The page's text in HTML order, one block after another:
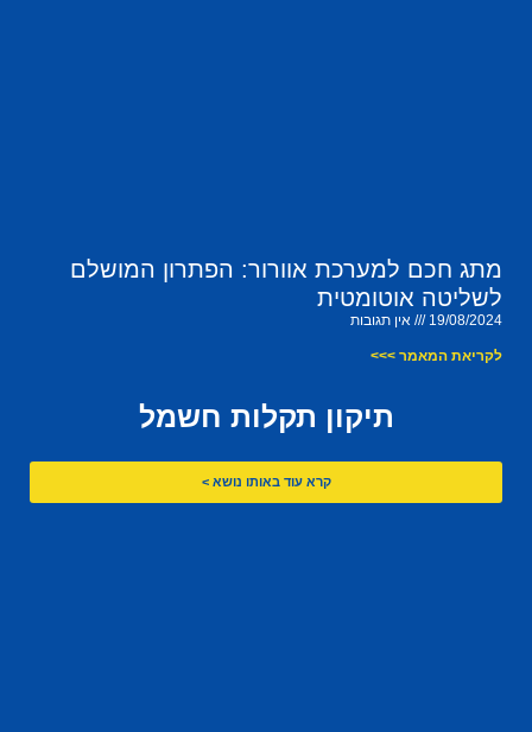
מתג חכם למערכת אוורור: הפתרון המושלם
לשליטה אוטומטית
19/08/2024 אין תגובות
לקריאת המאמר >>>
תיקון תקלות חשמל
קרא עוד באותו נושא >